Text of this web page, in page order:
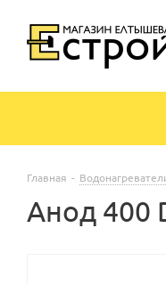
Главная -
Анод 400